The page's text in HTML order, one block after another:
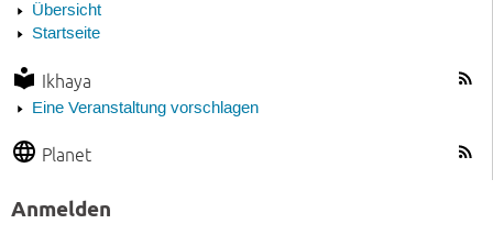
Übersicht
Startseite
Ikhaya
Eine Veranstaltung vorschlagen
Planet
Anmelden